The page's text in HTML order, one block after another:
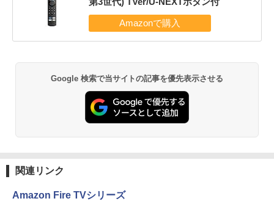
Google 検索で当サイトの記事を優先表示させる
関連リンク
Amazon Fire TVシリーズ